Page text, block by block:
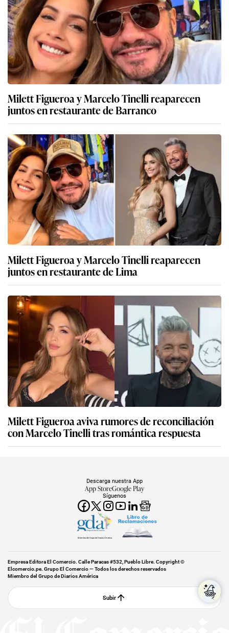
Milett Figueroa y Marcelo Tinelli reaparecen
juntos en restaurante de Barranco
Milett Figueroa y Marcelo Tinelli reaparecen
juntos en restaurante de Lima
Milett Figueroa aviva rumores de reconciliación
con Marcelo Tinelli tras romántica respuesta
Síguenos
Descarga nuestra App
App StoreGoogle Play
Miembro del Grupo de Diarios América
Empresa Editora El Comercio. Calle Paracas #532, Pueblo Libre. Copyright ©
Elcomercio.pe. Grupo El Comercio — Todos los derechos reservados
Miembro del Grupo de Diarios América
Subir